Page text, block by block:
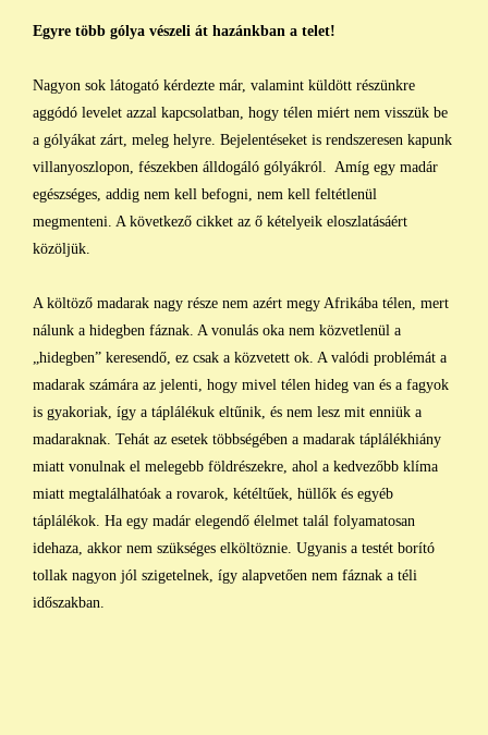
Egyre több gólya vészeli át hazánkban a telet!
Nagyon sok látogató kérdezte már, valamint küldött részünkre
aggódó levelet azzal kapcsolatban, hogy télen miért nem visszük be
a gólyákat zárt, meleg helyre. Bejelentéseket is rendszeresen kapunk
villanyoszlopon, fészekben álldogáló gólyákról. Amíg egy madár
egészséges, addig nem kell befogni, nem kell feltétlenül
megmenteni. A következő cikket az ő kételyeik eloszlatásáért
közöljük.
A költöző madarak nagy része nem azért megy Afrikába télen, mert
nálunk a hidegben fáznak. A vonulás oka nem közvetlenül a
„hidegben” keresendő, ez csak a közvetett ok. A valódi problémát a
madarak számára az jelenti, hogy mivel télen hideg van és a fagyok
is gyakoriak, így a táplálékuk eltűnik, és nem lesz mit enniük a
madaraknak. Tehát az esetek többségében a madarak táplálékhiány
miatt vonulnak el melegebb földrészekre, ahol a kedvezőbb klíma
miatt megtalálhatóak a rovarok, kétéltűek, hüllők és egyéb
táplálékok. Ha egy madár elegendő élelmet talál folyamatosan
idehaza, akkor nem szükséges elköltöznie. Ugyanis a testét borító
tollak nagyon jól szigetelnek, így alapvetően nem fáznak a téli
időszakban.